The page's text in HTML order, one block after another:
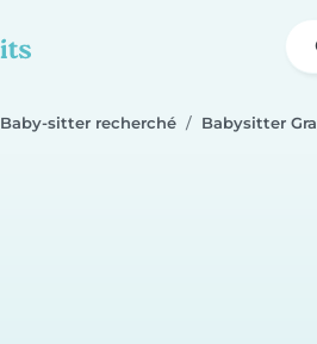
Baby-sitter recherché Babysitter